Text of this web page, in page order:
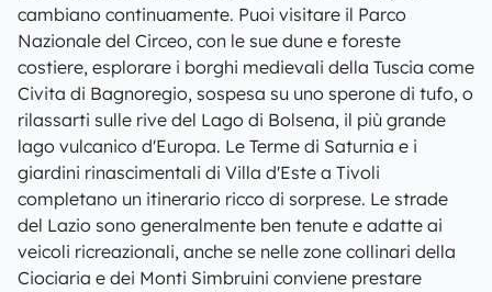
cambiano continuamente. Puoi visitare il Parco
Nazionale del Circeo, con le sue dune e foreste
costiere, esplorare i borghi medievali della Tuscia come
Civita di Bagnoregio, sospesa su uno sperone di tufo, o
rilassarti sulle rive del Lago di Bolsena, il più grande
lago vulcanico d'Europa. Le Terme di Saturnia e i
giardini rinascimentali di Villa d'Este a Tivoli
completano un itinerario ricco di sorprese. Le strade
del Lazio sono generalmente ben tenute e adatte ai
veicoli ricreazionali, anche se nelle zone collinari della
Ciociaria e dei Monti Simbruini conviene prestare